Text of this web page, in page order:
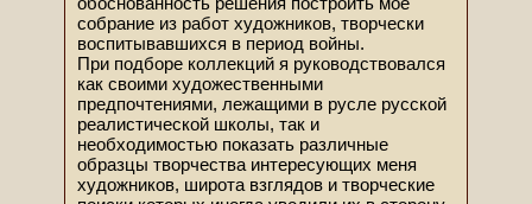
собрание из работ художников, творчески
воспитывавшихся в период войны.
При подборе коллекций я руководствовался
как своими художественными
предпочтениями, лежащими в русле русской
реалистической школы, так и
необходимостью показать различные
образцы творчества интересующих меня
художников, широта взглядов и творческие